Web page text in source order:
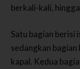
berkali-kali,
Satu bagian berisi
sedangkan bagian
kapal. Kedua